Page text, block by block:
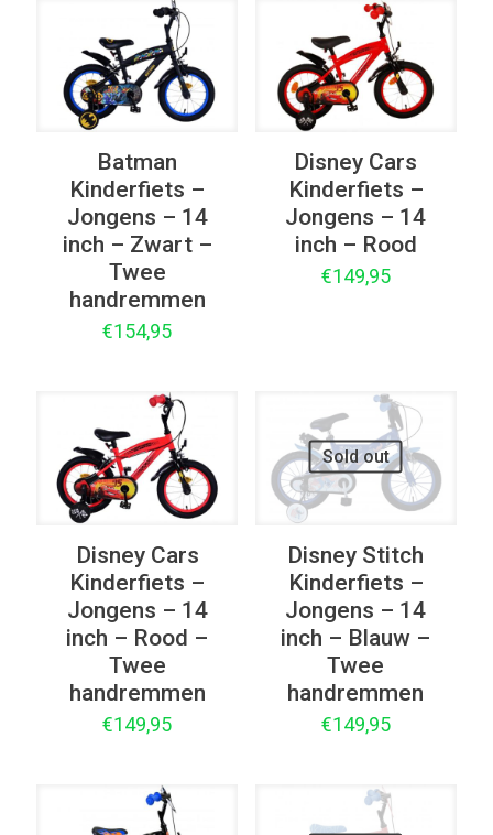
Batman
Kinderfiets –
Jongens – 14
inch – Zwart –
Twee
handremmen
€154,95
Disney Cars
Kinderfiets –
Jongens – 14
inch – Rood
€149,95
Disney Cars
Kinderfiets –
Jongens – 14
inch – Rood –
Twee
handremmen
€149,95
Sold out
Disney Stitch
Kinderfiets –
Jongens – 14
inch – Blauw –
Twee
handremmen
€149,95